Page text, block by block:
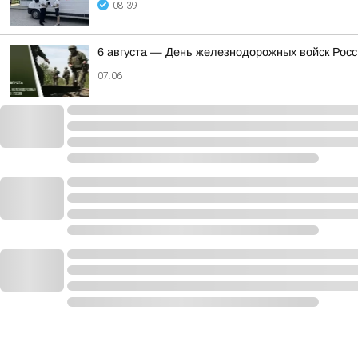
08:39
6 августа — День железнодорожных войск
07:06